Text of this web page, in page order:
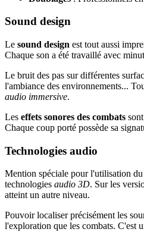
Sound design
Le sound design est tout aussi
Chaque son a été travaillé avec
Le bruit des pas sur différentes
l'ambiance des environnements...
audio immersive.
Les effets sonores des combats
Chaque coup porté possède sa
Technologies audio
Mention spéciale pour l'utilisation du
technologies audio 3D. Sur les
atteint un autre niveau.
Pouvoir localiser précisément les
l'exploration que les combats. C'est